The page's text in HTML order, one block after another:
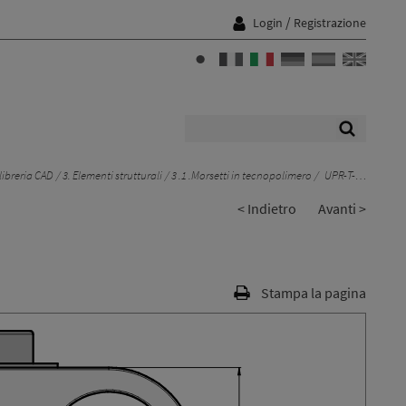
Login / Registrazione
CAD 3. Elementi strutturali 3 .1 .Morsetti in tecnopolimero UPR-T-…
< Indietro Avanti >
Stampa la pagina